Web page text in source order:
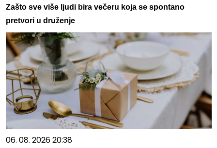
Zašto sve više ljudi bira večeru koja se spontano
pretvori u druženje
06. 08. 2026 20:38